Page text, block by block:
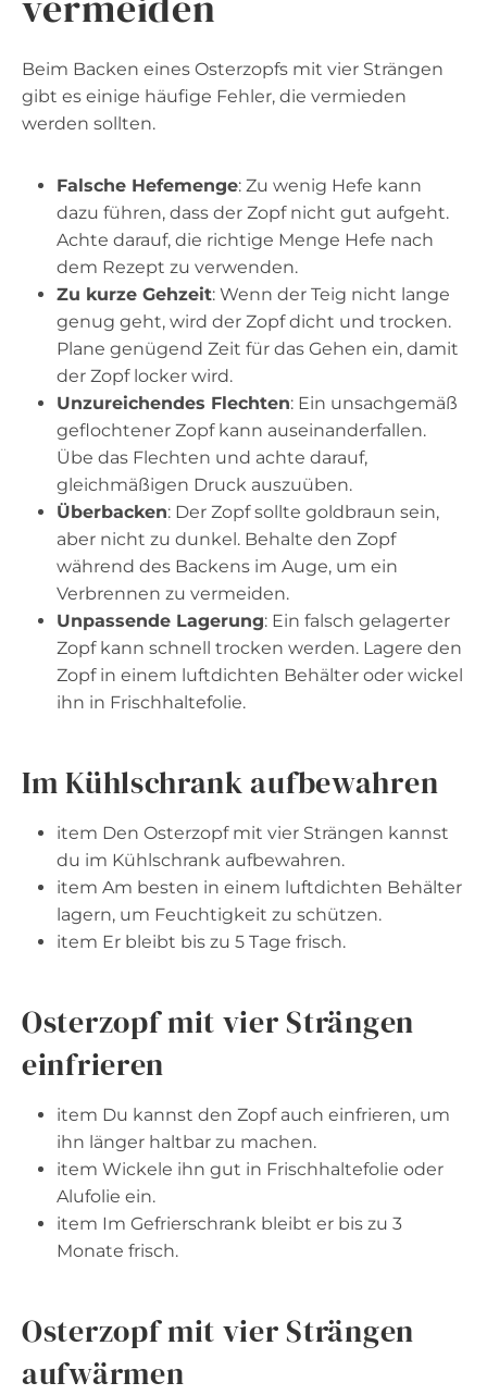
Beim Backen eines Osterzopfs mit vier Strängen
gibt es einige häufige Fehler, die vermieden
werden sollten.
Falsche Hefemenge: Zu wenig Hefe kann
dazu führen, dass der Zopf nicht gut aufgeht.
Achte darauf, die richtige Menge Hefe nach
dem Rezept zu verwenden.
Zu kurze Gehzeit: Wenn der Teig nicht lange
genug geht, wird der Zopf dicht und trocken.
Plane genügend Zeit für das Gehen ein, damit
der Zopf locker wird.
Unzureichendes Flechten: Ein unsachgemäß
geflochtener Zopf kann auseinanderfallen.
Übe das Flechten und achte darauf,
gleichmäßigen Druck auszuüben.
Überbacken: Der Zopf sollte goldbraun sein,
aber nicht zu dunkel. Behalte den Zopf
während des Backens im Auge, um ein
Verbrennen zu vermeiden.
Unpassende Lagerung: Ein falsch gelagerter
Zopf kann schnell trocken werden. Lagere den
Zopf in einem luftdichten Behälter oder wickel
ihn in Frischhaltefolie.
Im Kühlschrank aufbewahren
item Den Osterzopf mit vier Strängen kannst
du im Kühlschrank aufbewahren.
item Am besten in einem luftdichten Behälter
lagern, um Feuchtigkeit zu schützen.
item Er bleibt bis zu 5 Tage frisch.
Osterzopf mit vier Strängen
einfrieren
item Du kannst den Zopf auch einfrieren, um
ihn länger haltbar zu machen.
item Wickele ihn gut in Frischhaltefolie oder
Alufolie ein.
item Im Gefrierschrank bleibt er bis zu 3
Monate frisch.
Osterzopf mit vier Strängen
aufwärmen